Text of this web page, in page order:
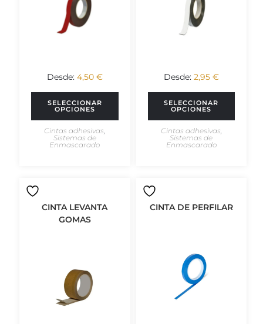
Desde: 4,50 €
SELECCIONAR
OPCIONES
Cintas adhesivas
Sistemas de
Enmascarado
Desde: 2,95 €
SELECCIONAR
OPCIONES
Cintas adhesivas
Sistemas de
Enmascarado
CINTA LEVANTA
GOMAS
CINTA DE PERFILAR